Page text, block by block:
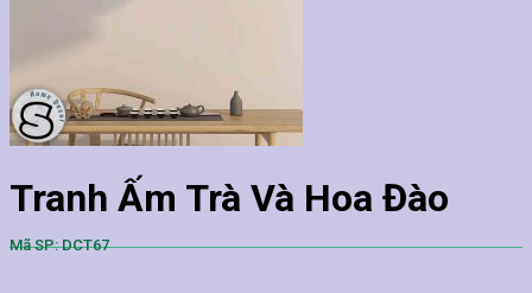
Tranh Ấm Trà Và Hoa Đào
Mã SP: DCT67